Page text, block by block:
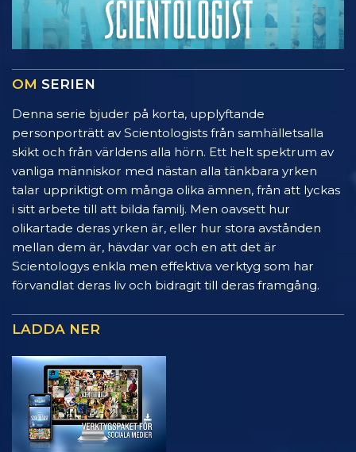
OM SERIEN
Denna serie bjuder på korta, upplyftande
personporträtt av Scientologists från samhälletsalla
skikt och från världens alla hörn. Ett helt spektrum av
vanliga människor med nästan alla tänkbara yrken
talar uppriktigt om många olika ämnen, från att lyckas
i sitt arbete till att bilda familj. Men oavsett hur
olikartade deras yrken är, eller hur stora avstånden
mellan dem är, hävdar var och en att det är
Scientologys enkla men effektiva verktyg som har
förvandlat deras liv och bidragit till deras framgång.
LADDA NER